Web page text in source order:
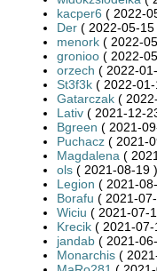
kacper6 ( 2022-
Der ( 2022-05-15
menork ( 2022-
gronioo ( 2022-
orzech ( 2022-
St3f3k ( 2022-
Gatarczak (
Lativ ( 2021-12-
Bgreen ( 2021-
Puchacz ( 2021-
Magdalena (
ols ( 2021-08-19 )
Legion ( 2021-
Borafu ( 2021-
Wiciu ( 2021-07-
Krecik ( 2021-07-
jandab ( 2021-
Monarchis (